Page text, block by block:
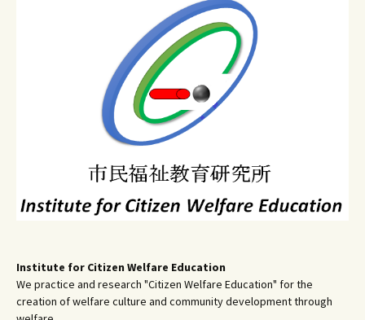
Institute for Citizen Welfare Education
We practice and research "Citizen Welfare Education" for the
creation of welfare culture and community development through